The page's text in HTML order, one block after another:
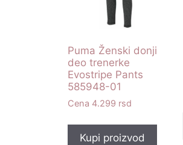
Puma Ženski donji
deo trenerke
Evostripe Pants
585948-01
4.299 rsd
Kupi proizvod